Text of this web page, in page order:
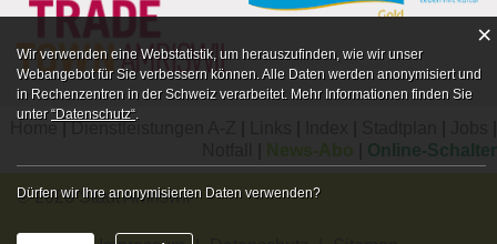
Home Dienstleistungen A-Z
News-Abo Online-Schalter
© 2026 Stadt Amriswil
Webstatistik
Wir verwenden eine Webstatistik, um herauszufinden, wie wir unser
Webangebot für Sie verbessern können. Alle Daten werden anonymisiert und
in Rechenzentren in der Schweiz verarbeitet. Mehr Informationen finden Sie
unter“Datenschutz“.
Dürfen wir Ihre anonymisierten Daten verwenden?
×